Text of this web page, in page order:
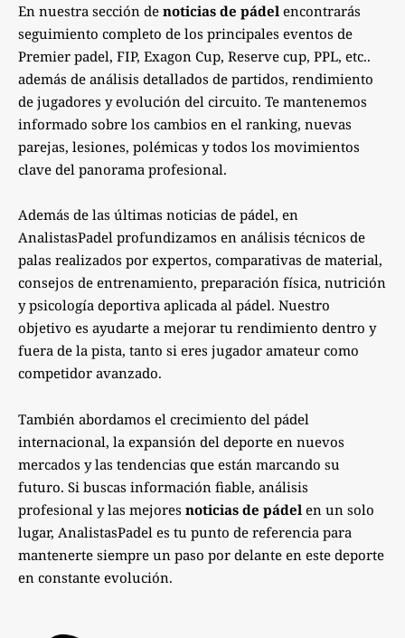
En nuestra sección de noticias de pádel encontrarás
seguimiento completo de los principales eventos de
Premier padel, FIP, Exagon Cup, Reserve cup, PPL, etc..
además de análisis detallados de partidos, rendimiento
de jugadores y evolución del circuito. Te mantenemos
informado sobre los cambios en el ranking, nuevas
parejas, lesiones, polémicas y todos los movimientos
clave del panorama profesional.
Además de las últimas noticias de pádel, en
AnalistasPadel profundizamos en análisis técnicos de
palas realizados por expertos, comparativas de material,
consejos de entrenamiento, preparación física, nutrición
y psicología deportiva aplicada al pádel. Nuestro
objetivo es ayudarte a mejorar tu rendimiento dentro y
fuera de la pista, tanto si eres jugador amateur como
competidor avanzado.
También abordamos el crecimiento del pádel
internacional, la expansión del deporte en nuevos
mercados y las tendencias que están marcando su
futuro. Si buscas información fiable, análisis
profesional y las mejores noticias de pádel en un solo
lugar, AnalistasPadel es tu punto de referencia para
mantenerte siempre un paso por delante en este deporte
en constante evolución.